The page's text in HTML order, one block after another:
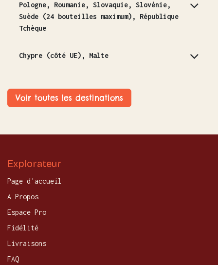
Pologne, Roumanie, Slovaquie, Slovénie,
Suède (24 bouteilles maximum), République
Tchèque
Chypre (côté UE), Malte
Voir toutes les destinations
Explorateur
Page d'accueil
A Propos
Espace Pro
Fidélité
Livraisons
FAQ